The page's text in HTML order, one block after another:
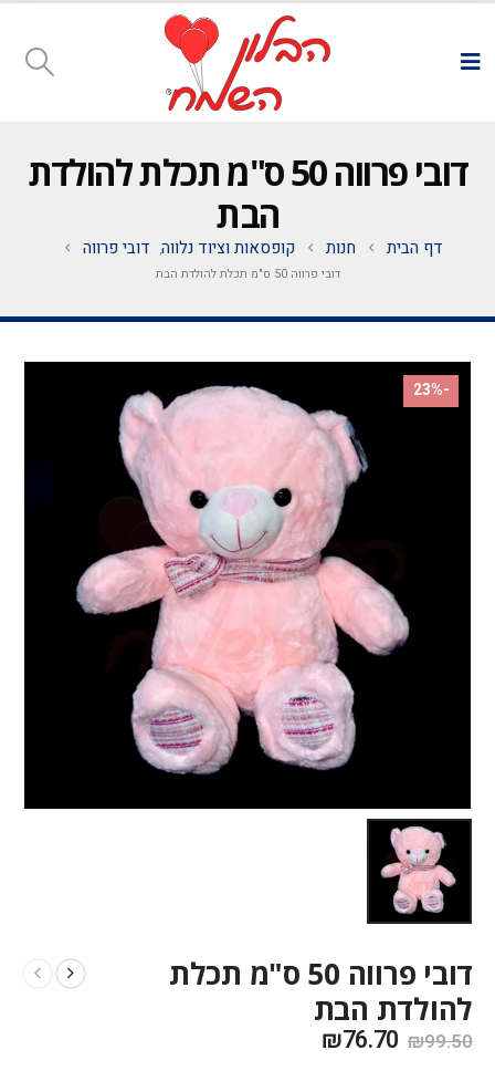
דובי פרווה 50 ס"מ תכלת להולדת
הבת
דף הבית חנות קופסאות וציוד נלווה, דובי פרווה
דובי פרווה 50 ס"מ תכלת להולדת הבת
-23%
דובי פרווה 50 ס"מ תכלת
להולדת הבת
₪99.50
₪76.70